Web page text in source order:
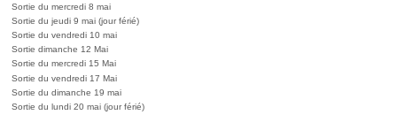
Sortie du mercredi 8 mai
Sortie du jeudi 9 mai (jour férié)
Sortie du vendredi 10 mai
Sortie dimanche 12 Mai
Sortie du mercredi 15 Mai
Sortie du vendredi 17 Mai
Sortie du dimanche 19 mai
Sortie du lundi 20 mai (jour férié)